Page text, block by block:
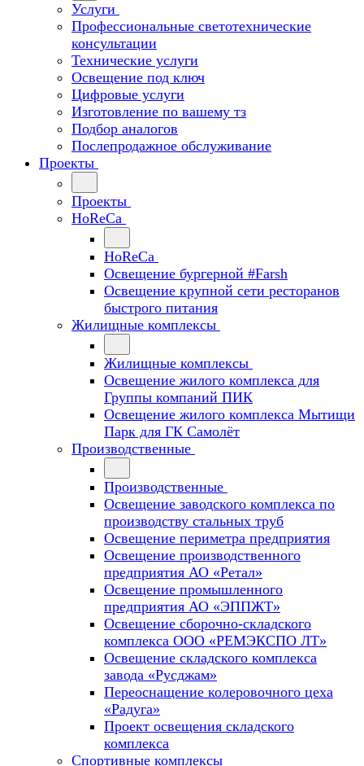
Услуги
Профессиональные светотехнические
консультации
Технические услуги
Освещение под ключ
Цифровые услуги
Изготовление по вашему тз
Подбор аналогов
Послепродажное обслуживание
Проекты
Проекты
HoReCa
HoReCa
Освещение бургерной #Farsh
Освещение крупной сети ресторанов
быстрого питания
Жилищные комплексы
Жилищные комплексы
Освещение жилого комплекса для
Группы компаний ПИК
Освещение жилого комплекса Мытищи
Парк для ГК Самолёт
Производственные
Производственные
Освещение заводского комплекса по
производству стальных труб
Освещение периметра предприятия
Освещение производственного
предприятия АО «Ретал»
Освещение промышленного
предприятия АО «ЭППЖТ»
Освещение сборочно-складского
комплекса ООО «РЕМЭКСПО ЛТ»
Освещение складского комплекса
завода «Русджам»
Переоснащение колеровочного цеха
«Радуга»
Проект освещения складского
комплекса
Спортивные комплексы